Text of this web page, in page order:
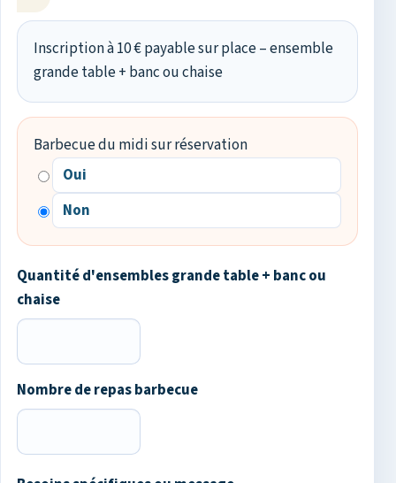
Inscription à 10 € payable sur place – ensemble
grande table + banc ou chaise
Barbecue du midi sur réservation
Oui
Non
Quantité d'ensembles grande table + banc ou
chaise
Nombre de repas barbecue